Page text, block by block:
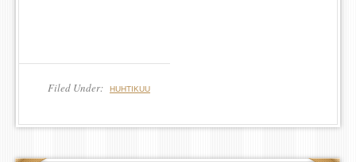
Filed Under: HUHTIKUU